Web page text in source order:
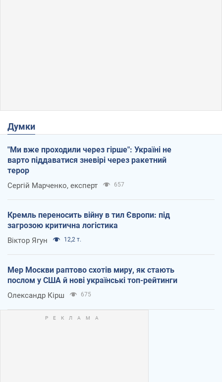
Думки
"Ми вже проходили через гірше": Україні не
варто піддаватися зневірі через ракетний
терор
Сергій Марченко, експерт 657
Кремль переносить війну в тил Європи: під
загрозою критична логістика
Віктор Ягун 12,2 т.
Мер Москви раптово схотів миру, як стають
послом у США й нові українські топ-рейтинги
Олександр Кірш 675